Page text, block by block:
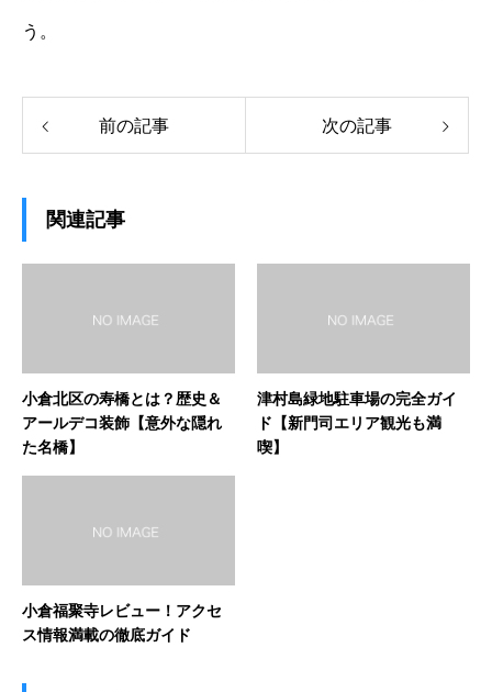
う。
前の記事 次の記事
関連記事
小倉北区の寿橋とは？歴史＆
アールデコ装飾【意外な隠れ
た名橋】
津村島緑地駐車場の完全ガイ
ド【新門司エリア観光も満
喫】
小倉福聚寺レビュー！アクセ
ス情報満載の徹底ガイド